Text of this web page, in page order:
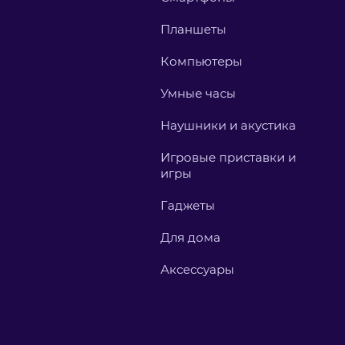
Планшеты
Компьютеры
Умные часы
Наушники и акустика
Игровые приставки и
игры
Гаджеты
Для дома
Аксессуары